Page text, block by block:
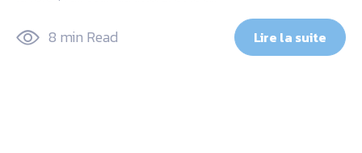
8 min Read Lire la suite